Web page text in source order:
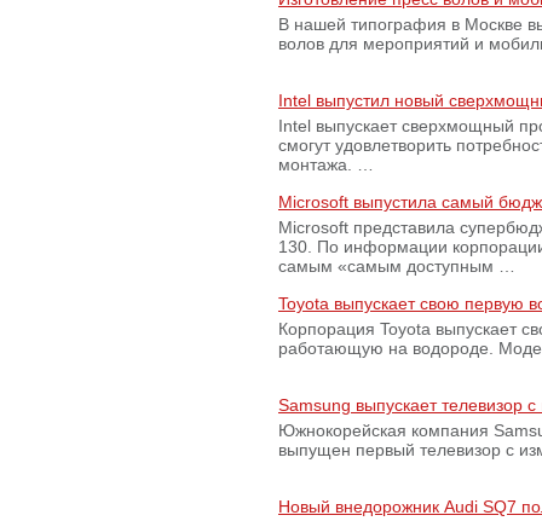
В нашей типография в Москве
волов для мероприятий и
Intel выпустил новый
Intel выпускает сверхмощный
смогут удовлетворить
монтажа. …
Microsoft выпустила самый
Microsoft представила
130. По информации
самым «самым доступным …
Toyota выпускает свою первую
Корпорация Toyota выпускает
работающую на водороде.
Samsung выпускает телевизор
Южнокорейская компания
выпущен первый телевизор с
Новый внедорожник Audi SQ7